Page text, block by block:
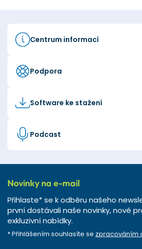
Centrum informací
Podpora
Software ke stažení
Podcast
Novinky na e-mail
Přihlaste* se k odběru našeho
první dostávali naše novinky, nové
exkluzivní nabídky.
* Přihlášením souhlasíte se zpracováním